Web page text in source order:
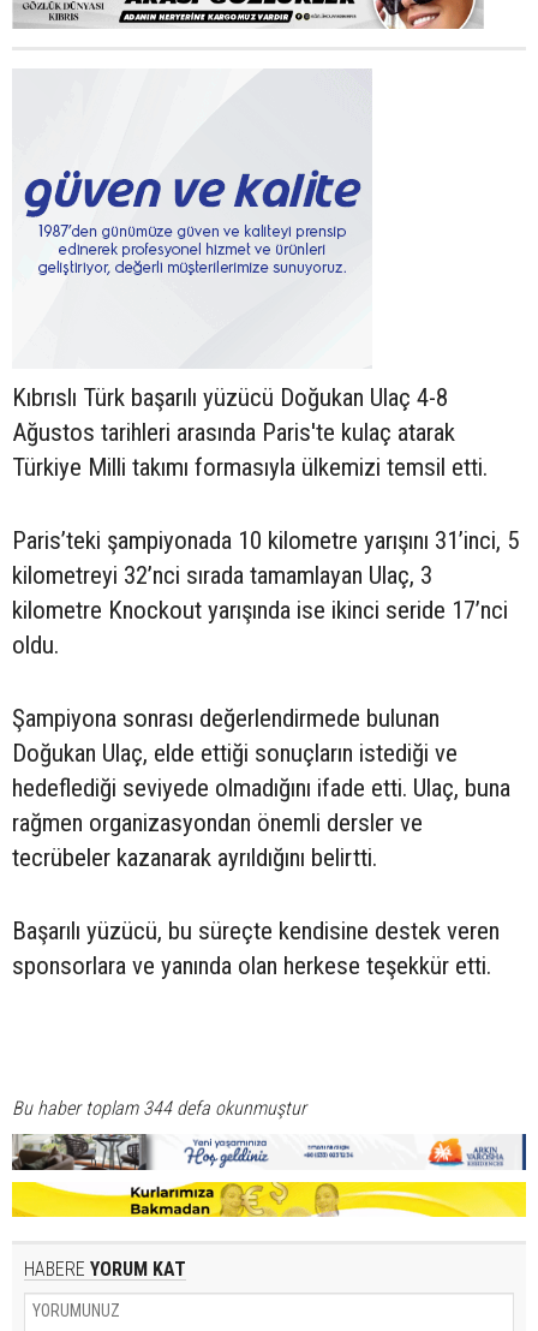
Kıbrıslı Türk başarılı yüzücü Doğukan Ulaç 4-8
Ağustos tarihleri arasında Paris'te kulaç atarak
Türkiye Milli takımı formasıyla ülkemizi temsil etti.
Paris’teki şampiyonada 10 kilometre yarışını 31’inci, 5
kilometreyi 32’nci sırada tamamlayan Ulaç, 3
kilometre Knockout yarışında ise ikinci seride 17’nci
oldu.
Şampiyona sonrası değerlendirmede bulunan
Doğukan Ulaç, elde ettiği sonuçların istediği ve
hedeflediği seviyede olmadığını ifade etti. Ulaç, buna
rağmen organizasyondan önemli dersler ve
tecrübeler kazanarak ayrıldığını belirtti.
Başarılı yüzücü, bu süreçte kendisine destek veren
sponsorlara ve yanında olan herkese teşekkür etti.
Bu haber toplam 344 defa okunmuştur
HABERE YORUM KAT